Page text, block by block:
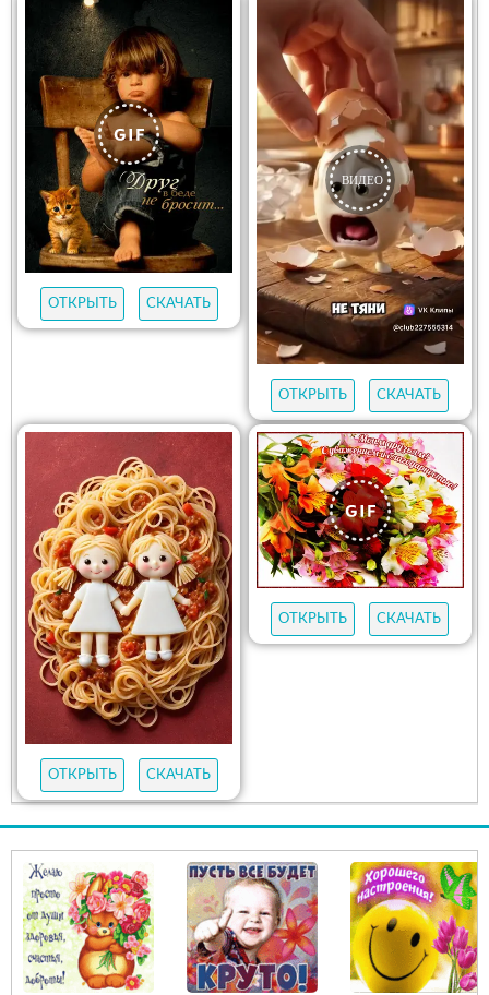
ОТКРЫТЬ СКАЧАТЬ
ОТКРЫТЬ СКАЧАТЬ
ОТКРЫТЬ СКАЧАТЬ
ОТКРЫТЬ СКАЧАТЬ